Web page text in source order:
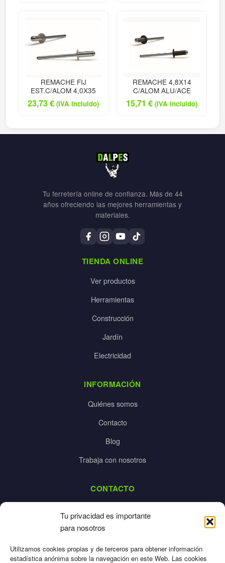
Tu privacidad es importante
para nosotros
Utilizamos cookies propias y de terceros para obtener información
estadística anónima sobre la navegación en este Web. Las cookies
REMACHE FIJ
EST.C/ALOM 4,0X35
23,73€ (IVA incluido)
REMACHE 4,8X14
C/ALOM ALU/ACE
15,71 € (IVA incluido)
Tu ferretería online de confianza. Más de 44
años ofreciendo las mejores herramientas y
materiales.
TIENDA ONLINE
Ver productos
Herramientas
Construcción
Jardín
Electricidad
INFORMACIÓN
Quiénes somos
Contacto
Blog
Trabaja con nosotros
CONTACTO
925 532 213